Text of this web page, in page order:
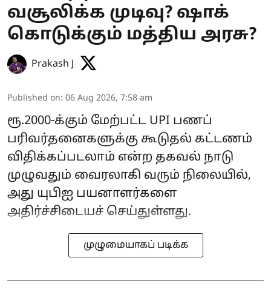
வசூலிக்க முடிவு? ஷாக்
கொடுக்கும் மத்திய அரசு?
Prakash J
Published on: 06 Aug 2026, 7:58 am
ரூ.2000-க்கும் மேற்பட்ட UPI பணப்
பரிவர்தனைகளுக்கு கூடுதல் கட்டணம்
விதிக்கப்படலாம் என்ற தகவல் நாடு
முழுவதும் வைரலாகி வரும் நிலையில்,
அது யுபிஐ பயனாளர்களை
அதிர்ச்சிடையச் செய்துள்ளது.
முழுமையாகப் படிக்க